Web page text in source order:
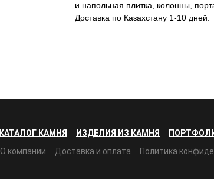
и напольная плитка, колонны,
Доставка по Казахстану 1-10 дней.
КАТАЛОГ КАМНЯ ИЗДЕЛИЯ ИЗ КАМНЯ
О компании Доставка и оплата Политика